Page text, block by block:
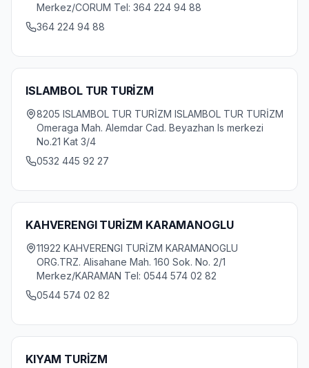
Merkez/CORUM Tel: 364 224 94 88
364 224 94 88
ISLAMBOL TUR TURİZM
8205 ISLAMBOL TUR TURİZM ISLAMBOL TUR TURİZM
Omeraga Mah. Alemdar Cad. Beyazhan Is merkezi
No.21 Kat 3/4
0532 445 92 27
KAHVERENGI TURİZM KARAMANOGLU
11922 KAHVERENGI TURİZM KARAMANOGLU
ORG.TRZ. Alisahane Mah. 160 Sok. No. 2/1
Merkez/KARAMAN Tel: 0544 574 02 82
0544 574 02 82
KIYAM TURİZM